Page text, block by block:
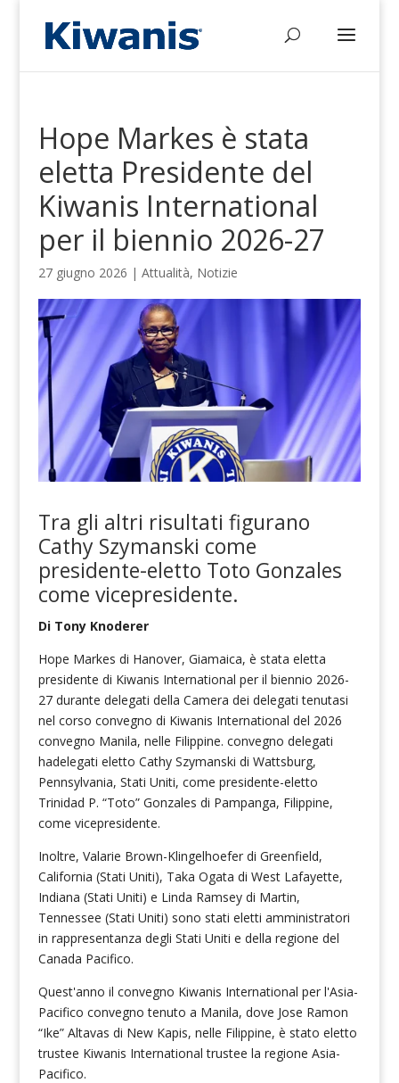
Hope Markes è stata
eletta Presidente del
Kiwanis International
per il biennio 2026-27
27 giugno 2026 | Attualità, Notizie
Tra gli altri risultati figurano
Cathy Szymanski come
presidente-eletto Toto Gonzales
come vicepresidente.
Di Tony Knoderer
Hope Markes di Hanover, Giamaica, è stata eletta
presidente di Kiwanis International per il biennio 2026-
27 durante delegati della Camera dei delegati tenutasi
nel corso convegno di Kiwanis International del 2026
convegno Manila, nelle Filippine. convegno delegati
hadelegati eletto Cathy Szymanski di Wattsburg,
Pennsylvania, Stati Uniti, come presidente-eletto
Trinidad P. “Toto” Gonzales di Pampanga, Filippine,
come vicepresidente.
Inoltre, Valarie Brown-Klingelhoefer di Greenfield,
California (Stati Uniti), Taka Ogata di West Lafayette,
Indiana (Stati Uniti) e Linda Ramsey di Martin,
Tennessee (Stati Uniti) sono stati eletti amministratori
in rappresentanza degli Stati Uniti e della regione del
Canada Pacifico.
Quest'anno il convegno Kiwanis International per l'Asia-
Pacifico convegno tenuto a Manila, dove Jose Ramon
“Ike” Altavas di New Kapis, nelle Filippine, è stato eletto
trustee Kiwanis International trustee la regione Asia-
Pacifico.